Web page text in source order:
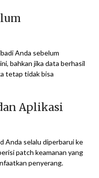
Anda sebelum
bahkan jika data berhasil
tetap tidak bisa
Aplikasi
Anda selalu diperbarui ke
patch keamanan yang
penyerang.